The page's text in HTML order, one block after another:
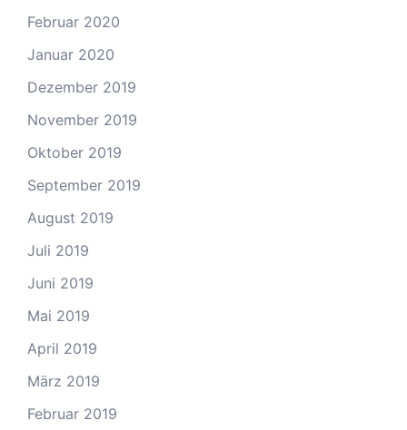
Februar 2020
Januar 2020
Dezember 2019
November 2019
Oktober 2019
September 2019
August 2019
Juli 2019
Juni 2019
Mai 2019
April 2019
März 2019
Februar 2019